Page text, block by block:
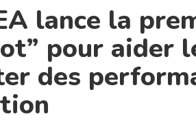
lance la
pour aider
des